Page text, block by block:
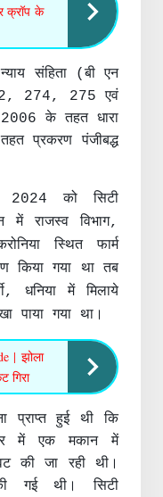
क्रॉप के
संहिता (बी एन
274, 275 एवं
2006 के तहत धारा
प्रकरण पंजीबद्ध
को सिटी
में राजस्व विभाग,
स्थित फार्म
किया गया था तब
धनिया में मिलाये
पाया गया था ।
| झोला
गिरा
प्राप्त हुई थी कि
में एक मकान में
की जा रही थी।
गई थी। सिटी